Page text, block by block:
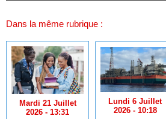
Dans la même rubrique :
Mardi 21 Juillet
2026 - 13:31
Lundi 6 Juillet
2026 - 10:18